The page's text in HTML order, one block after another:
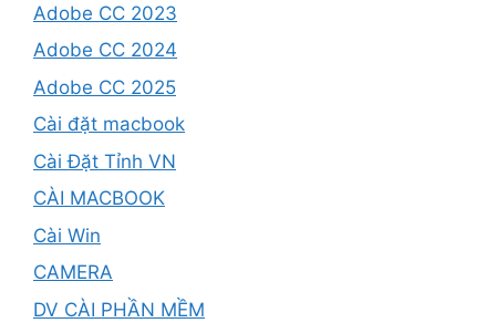
Adobe CC 2023
Adobe CC 2024
Adobe CC 2025
Cài đặt macbook
Cài Đặt Tỉnh VN
CÀI MACBOOK
Cài Win
CAMERA
DV CÀI PHẦN MỀM